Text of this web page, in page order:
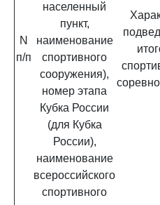
N
п/п
населенный
пункт,
наименование
спортивного
сооружения),
номер этапа
Кубка России
(для Кубка
России),
наименование
всероссийского
спортивного